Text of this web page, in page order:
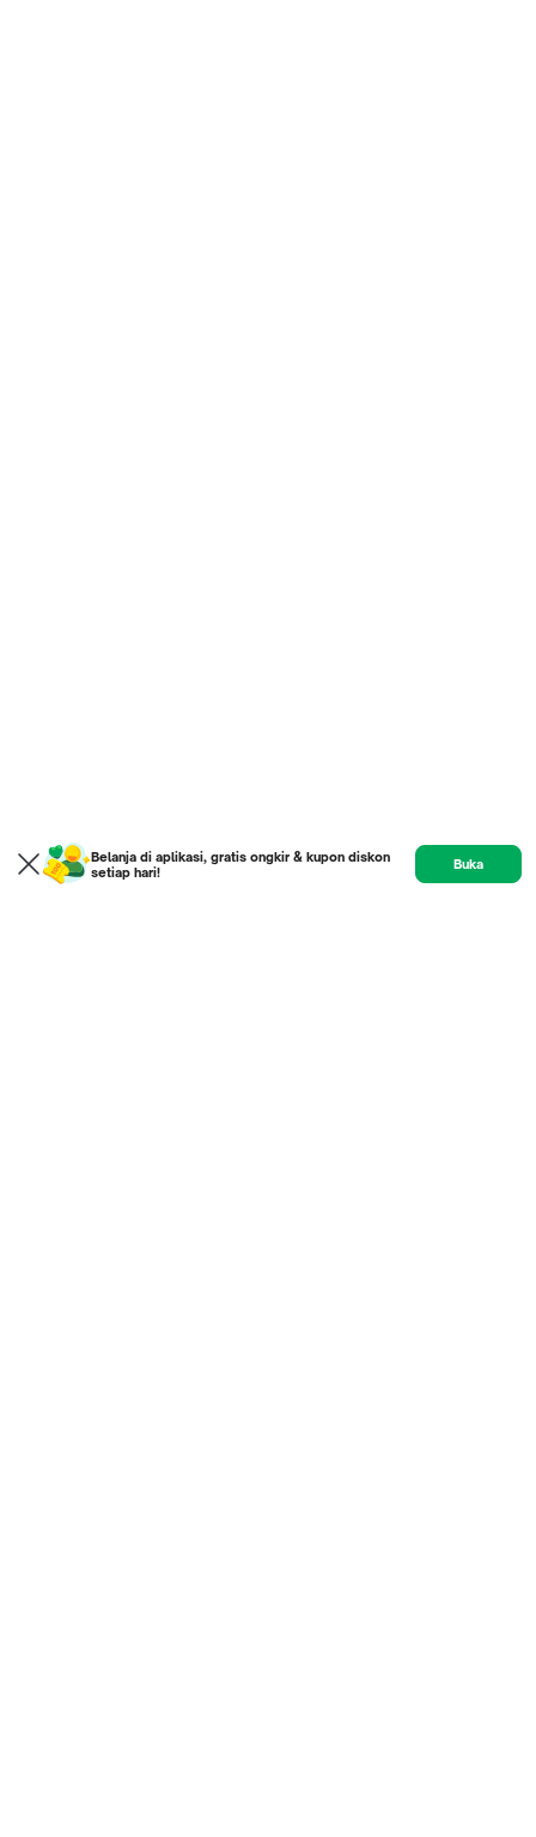
Belanja di aplikasi, gratis ongkir & kupon diskon
setiap hari!
Buka